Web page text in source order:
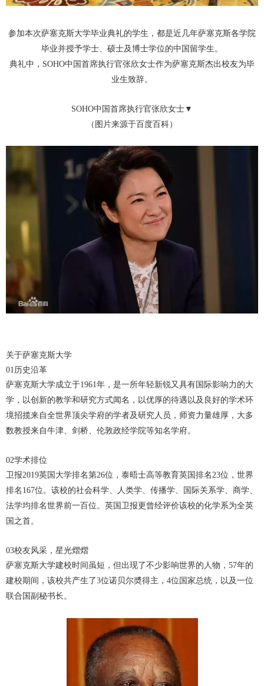
参加本次萨塞克斯大学毕业典礼的学生，都是近几年萨塞克斯各学院
毕业并授予学士、硕士及博士学位的中国留学生。
典礼中，SOHO中国首席执行官张欣女士作为萨塞克斯杰出校友为毕
业生致辞。
SOHO中国首席执行官张欣女士 ▼
（图片来源于百度百科）
关于萨塞克斯大学
01 历史沿革
萨塞克斯大学成立于1961 年，是一所年轻新锐又具有国际影响力的大
学，以创新的教学和研究方式闻名，以优厚的待遇以及良好的学术环
境招揽来自全世界顶尖学府的学者及研究人员，师资力量雄厚，大多
数教授来自牛津、剑桥、伦敦政经学院等知名学府。
02学术排位
卫报2019英国大学排名第26位，泰晤士高等教育英国排名 23位，世界
排名 167位。 该校的社会科学、人类学、传播学、国际关系学、商学、
法学均排名世界前一百位。英国卫报更曾经评价该校的化学系为全英
国之首。
03校友风采，星光熠熠
萨塞克斯大学建校时间虽短，但出现了不少影响世界的人物，57年的
建校期间，该校共产生了3位诺贝尔奬得主， 4位国家总统，以及一位
联合国副秘书长。